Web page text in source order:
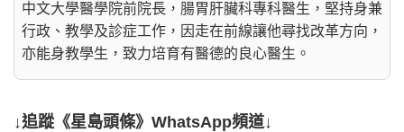
中文大學醫學院前院長，腸胃肝臟科專科醫生，堅持身兼
行政、教學及診症工作，因走在前線讓他尋找改革方向，
亦能身教學生，致力培育有醫德的良心醫生。
↓追蹤《星島頭條》WhatsApp頻道↓